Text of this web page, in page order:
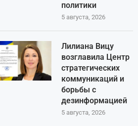
политики
5 августа, 2026
Лилиана Вицу
возглавила Центр
стратегических
коммуникаций и
борьбы с
дезинформацией
5 августа, 2026